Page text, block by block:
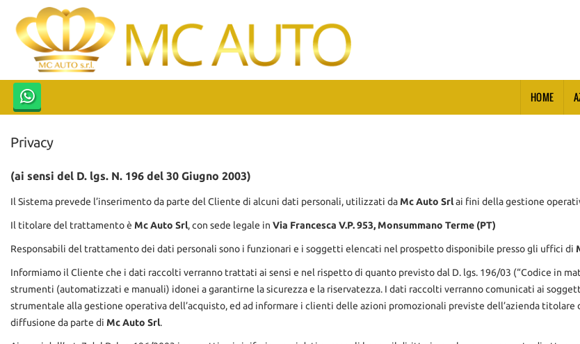
HOME
AZIENDA
LISTA VEICOLI
ACQUISTIAMO USATO
ASSISTENZA
CONTATTI
HOME
Privacy
(ai sensi del D. lgs. N. 196 del 30 Giugno 2003)
Il Sistema prevede l’inserimento da parte del Cliente di alcuni dati personali, utilizzati da Mc Auto Srlai fini della gestione
Il titolare del trattamento è Mc Auto Srl, con sede legale in Via Francesca V.P. 953, Monsummano Terme (PT)
Responsabili del trattamento dei dati personali sono i funzionari e i soggetti elencati nel prospetto disponibile presso gli uffici di
Informiamo il Cliente che i dati raccolti verranno trattati ai sensi e nel rispetto di quanto previsto dal D. lgs. 196/03 (“Codice in
strumenti (automatizzati e manuali) idonei a garantirne la sicurezza e la riservatezza. I dati raccolti verranno comunicati ai
strumentale alla gestione operativa dell’acquisto, ed ad informare i clienti delle azioni promozionali previste dell’azienda
diffusione da parte di Mc Auto Srl.